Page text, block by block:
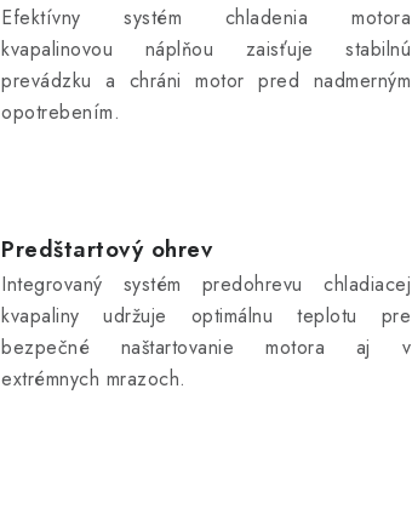
Efektívny systém chladenia motora
kvapalinovou náplňou zaisťuje stabilnú
prevádzku a chráni motor pred nadmerným
opotrebením.
Predštartový ohrev
Integrovaný systém predohrevu chladiacej
kvapaliny udržuje optimálnu teplotu pre
bezpečné naštartovanie motora aj v
extrémnych mrazoch.